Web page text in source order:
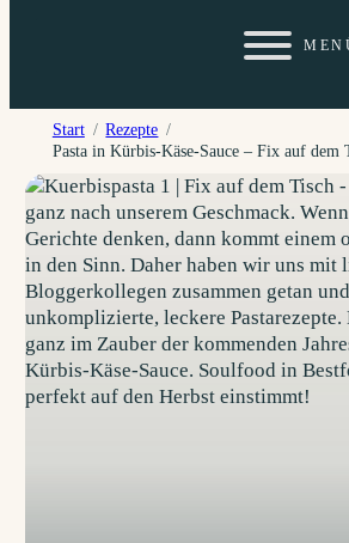
Start
Rezepte
Pasta in Kürbis-Käse-Sauce – Fix auf dem